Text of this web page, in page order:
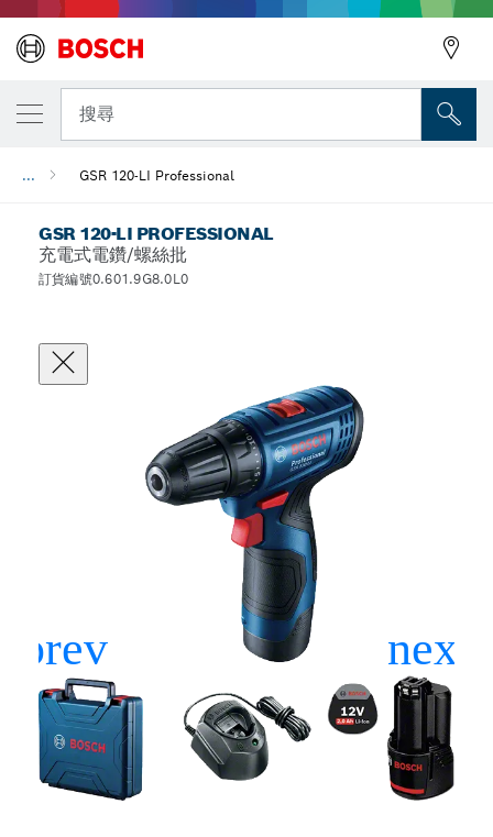
搜尋
... GSR 120-LI Professional
GSR 120-LI PROFESSIONAL
充電式電鑽/螺絲批
訂貨編號0.601.9G8.0L0